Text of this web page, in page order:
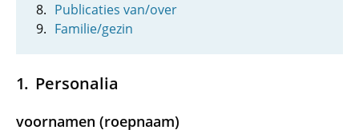
Publicaties van/over
Familie/gezin
Personalia
voornamen (roepnaam)